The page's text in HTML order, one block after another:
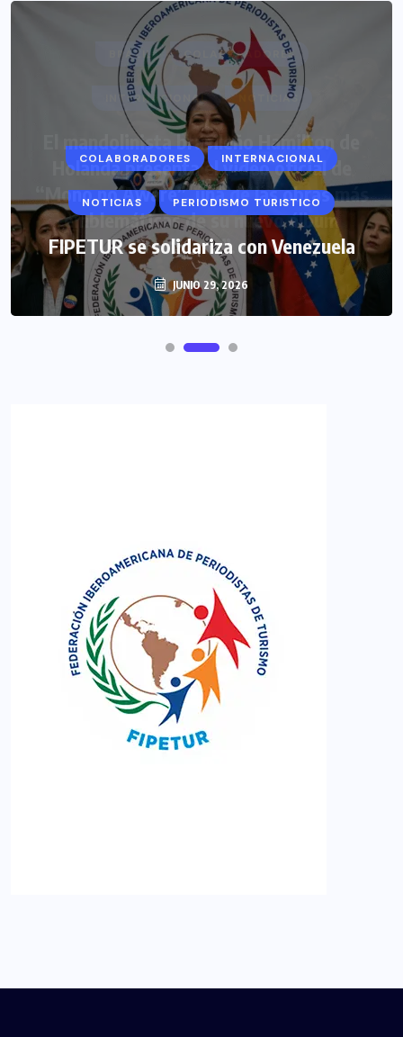
COLABORADORES INTERNACIONAL
NOTICIAS PERIODISMO TURISTICO
FIPETUR se solidariza con Venezuela
JUNIO 29, 2026